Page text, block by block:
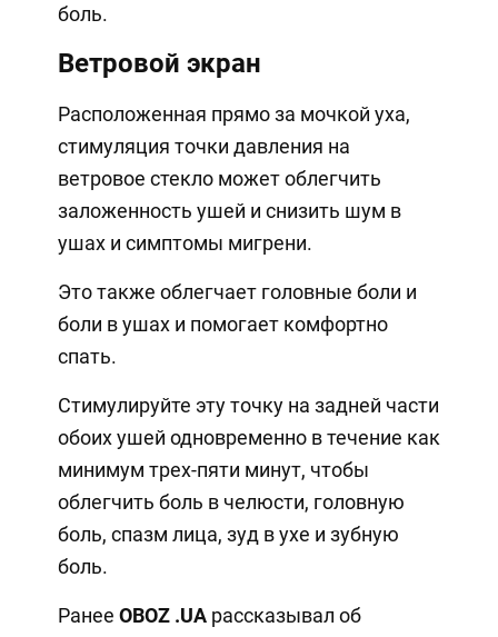
боль.
Ветровой экран
Расположенная прямо за мочкой уха,
стимуляция точки давления на
ветровое стекло может облегчить
заложенность ушей и снизить шум в
ушах и симптомы мигрени.
Это также облегчает головные боли и
боли в ушах и помогает комфортно
спать.
Стимулируйте эту точку на задней части
обоих ушей одновременно в течение как
минимум трех-пяти минут, чтобы
облегчить боль в челюсти, головную
боль, спазм лица, зуд в ухе и зубную
боль.
Ранее OBOZ .UAрассказывал об